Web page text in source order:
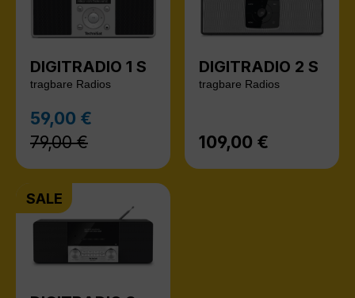
DIGITRADIO 1 S
tragbare Radios
Verkaufspreis:
59,00 €
79,00 €
DIGITRADIO 2 S
tragbare Radios
Regulärer Preis:
109,00 €
SALE